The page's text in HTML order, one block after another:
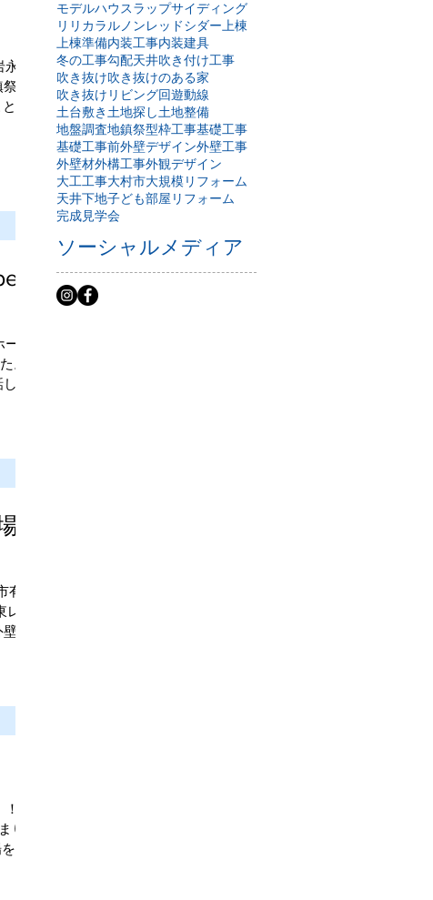
で
で
が
ム
。
た
喜
の
！
今
り
掛
モデルハウスラップサイディング
リリカラ ルノンレッドシダー 上棟
上棟準備内装工事内装建具
冬の工事勾配天井吹き付け工事
吹き抜け吹き抜けのある家
吹き抜けリビング回遊動線
土台敷き 土地探し土地整備
地盤調査地鎮祭型枠工事基礎工事
基礎工事前外壁デザイン外壁工事
外壁材外構工事外観デザイン
大工工事大村市大規模リフォーム
天井下地子ども部屋リフォーム
完成見学会
ソーシャルメディア